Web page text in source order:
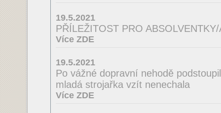
19.5.2021
PŘÍLEŽITOST PRO
Více ZDE
19.5.2021
Po vážné dopravní nehodě
mladá strojařka vzít nenechala
Více ZDE